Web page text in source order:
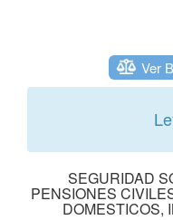
Ver
SEGURIDAD
PENSIONES
DOMESTICOS,